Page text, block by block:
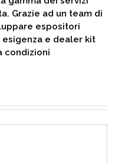
Grazie ad un team di
espositori
e dealer kit
condizioni